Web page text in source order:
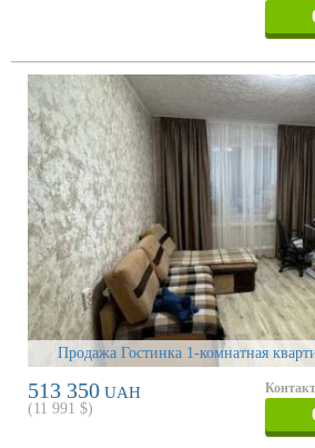
Продажа Гостинка 1-комнатная
513 350 UAH
(11 991 $)